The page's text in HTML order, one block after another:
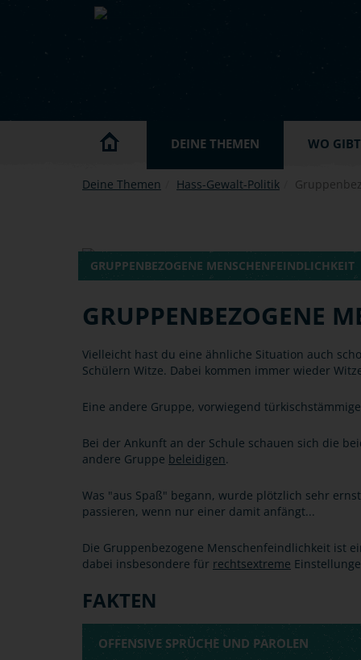
Skip to main content
DEINE THEMEN WO
Deine Themen Hass-Gewalt-Politik
GRUPPENBEZOGENE MENSCHENFEINDLICHKEIT
GRUPPENBEZOGENE
Vielleicht hast du eine ähnliche Situation auch
Schülern Witze. Dabei kommen immer wieder
Eine andere Gruppe, vorwiegend
Bei der Ankunft an der Schule schauen sich die
andere Gruppe beleidigen.
Was "aus Spaß" begann, wurde plötzlich sehr
passieren, wenn nur einer damit anfängt...
Die Gruppenbezogene Menschenfeindlichkeit ist
dabei insbesondere für rechtsextreme
FAKTEN
OFFENSIVE SPRÜCHE UND PAROLEN